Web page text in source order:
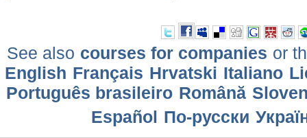
See also courses for companies or
English Français Hrvatski Italiano
Português brasileiro Română
Еspañol По-русски